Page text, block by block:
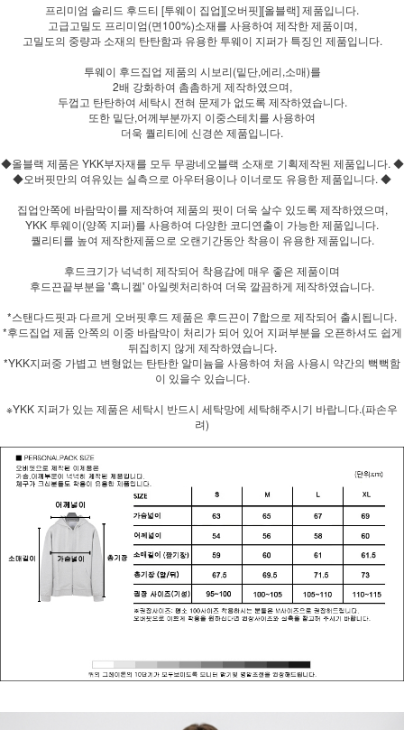
프리미엄 솔리드 후드티 [투웨이 집업][오버핏][올블랙] 제품입니다.
고급고밀도 프리미엄(면100%)소재를 사용하여 제작한 제품이며,
고밀도의 중량과 소재의 탄탄함과 유용한 투웨이 지퍼가 특징인 제품입니다.
투웨이 후드집업 제품의 시보리(밑단,에리,소매)를
2배 강화하여 촘촘하게 제작하였으며,
두껍고 탄탄하여 세탁시 전혀 문제가 없도록 제작하였습니다.
또한 밑단,어께부분까지 이중스테치를 사용하여
더욱 퀄리티에 신경쓴 제품입니다.
◆올블랙 제품은 YKK부자재를 모두 무광네오블랙 소재로 기획제작된 제품입니다. ◆
◆오버핏만의 여유있는 실측으로 아우터용이나 이너로도 유용한 제품입니다. ◆
집업안쪽에 바람막이를 제작하여 제품의 핏이 더욱 살수 있도록 제작하였으며,
YKK 투웨이(양쪽 지퍼)를 사용하여 다양한 코디연출이 가능한 제품입니다.
퀄리티를 높여 제작한제품으로 오랜기간동안 착용이 유용한 제품입니다.
후드크기가 넉넉히 제작되어 착용감에 매우 좋은 제품이며
후드끈끝부분을 '흑니켈' 아일렛처리하여 더욱 깔끔하게 제작하였습니다.
*스탠다드핏과 다르게 오버핏후드 제품은 후드끈이 7합으로 제작되어 출시됩니다.
*후드집업 제품 안쪽의 이중 바람막이 처리가 되어 있어 지퍼부분을 오픈하셔도 쉽게
뒤집히지 않게 제작하였습니다.
*YKK지퍼중 가볍고 변형없는 탄탄한 알미늄을 사용하여 처음 사용시 약간의 뻑뻑함
이 있을수 있습니다.
※YKK 지퍼가 있는 제품은 세탁시 반드시 세탁망에 세탁해주시기 바랍니다.(파손우
려)